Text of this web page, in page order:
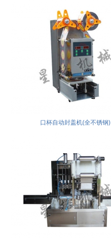
口杯自动封盖机(全不锈钢)